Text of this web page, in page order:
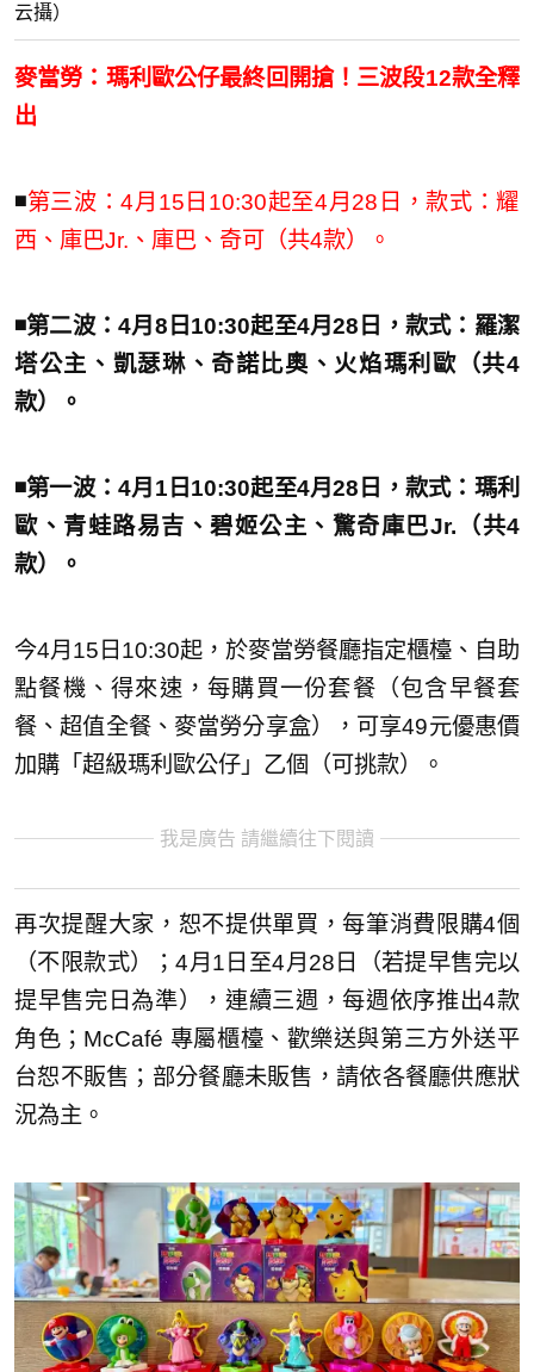
云攝）
麥當勞：瑪利歐公仔最終回開搶！三波段12款全釋
出
◾️第三波：4月15日10:30起至4月28日，款式：耀
西、庫巴Jr.、庫巴、奇可（共4款）。
◾️第二波：4月8日10:30起至4月28日，款式：羅潔
塔公主、凱瑟琳、奇諾比奧、火焰瑪利歐（共4
款）。
◾️第一波：4月1日10:30起至4月28日，款式：瑪利
歐、青蛙路易吉、碧姬公主、驚奇庫巴Jr.（共4
款）。
今4月15日10:30起，於麥當勞餐廳指定櫃檯、自助
點餐機、得來速，每購買一份套餐（包含早餐套
餐、超值全餐、麥當勞分享盒），可享49元優惠價
加購「超級瑪利歐公仔」乙個（可挑款）。
我是廣告 請繼續往下閱讀
再次提醒大家，恕不提供單買，每筆消費限購4個
（不限款式）；4月1日至4月28日（若提早售完以
提早售完日為準），連續三週，每週依序推出4款
角色；McCafé 專屬櫃檯、歡樂送與第三方外送平
台恕不販售；部分餐廳未販售，請依各餐廳供應狀
況為主。